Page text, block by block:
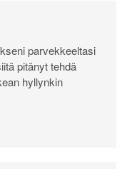
parvekkeeltasi
pitänyt tehdä
hyllynkin